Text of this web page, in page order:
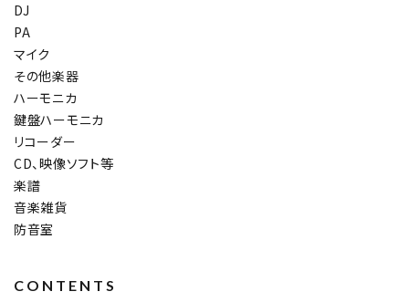
DJ
PA
マイク
その他楽器
ハーモニカ
鍵盤ハーモニカ
リコーダー
CD、映像ソフト等
楽譜
音楽雑貨
防音室
CONTENTS